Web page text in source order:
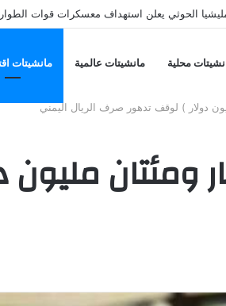
الحوثي يعلن استهداف معسكرات قوات الطوارئ
محلية مانشيتات عالمية مانشيتات
تودع (3مليار